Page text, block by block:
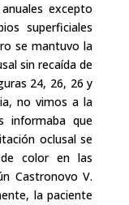
excepto
superficiales
se mantuvo la
sin recaída de
24, 26, 26 y
no vimos a la
informaba que
oclusal se
color en las
Castronovo V.
la paciente